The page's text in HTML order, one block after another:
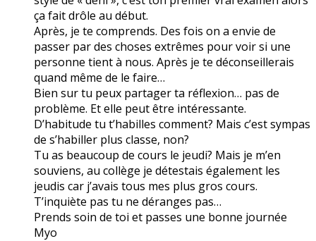
ça fait drôle au début.
Après, je te comprends. Des fois on a envie de
passer par des choses extrêmes pour voir si une
personne tient à nous. Après je te déconseillerais
quand même de le faire…
Bien sur tu peux partager ta réflexion… pas de
problème. Et elle peut être intéressante.
D’habitude tu t’habilles comment? Mais c’est sympas
de s’habiller plus classe, non?
Tu as beaucoup de cours le jeudi? Mais je m’en
souviens, au collège je détestais également les
jeudis car j’avais tous mes plus gros cours.
T’inquiète pas tu ne déranges pas…
Prends soin de toi et passes une bonne journée
Myo